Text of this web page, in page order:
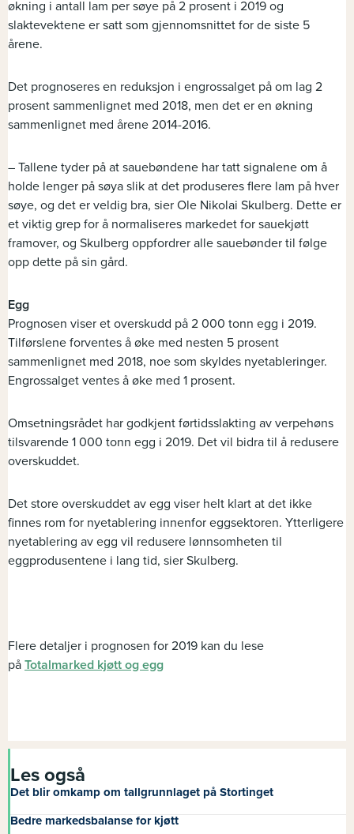
økning i antall lam per søye på 2 prosent i 2019 og
slaktevektene er satt som gjennomsnittet for de siste 5
årene.
Det prognoseres en reduksjon i engrossalget på om lag 2
prosent sammenlignet med 2018, men det er en økning
sammenlignet med årene 2014-2016.
– Tallene tyder på at sauebøndene har tatt signalene om å
holde lenger på søya slik at det produseres flere lam på hver
søye, og det er veldig bra, sier Ole Nikolai Skulberg. Dette er
et viktig grep for å normaliseres markedet for sauekjøtt
framover, og Skulberg oppfordrer alle sauebønder til følge
opp dette på sin gård.
Egg
Prognosen viser et overskudd på 2 000 tonn egg i 2019.
Tilførslene forventes å øke med nesten 5 prosent
sammenlignet med 2018, noe som skyldes nyetableringer.
Engrossalget ventes å øke med 1 prosent.
Omsetningsrådet har godkjent førtidsslakting av verpehøns
tilsvarende 1 000 tonn egg i 2019. Det vil bidra til å redusere
overskuddet.
Det store overskuddet av egg viser helt klart at det ikke
finnes rom for nyetablering innenfor eggsektoren. Ytterligere
nyetablering av egg vil redusere lønnsomheten til
eggprodusentene i lang tid, sier Skulberg.
Flere detaljer i prognosen for 2019 kan du lese
på Totalmarked kjøtt og egg
Les også
Det blir omkamp om tallgrunnlaget på Stortinget
Bedre markedsbalanse for kjøtt